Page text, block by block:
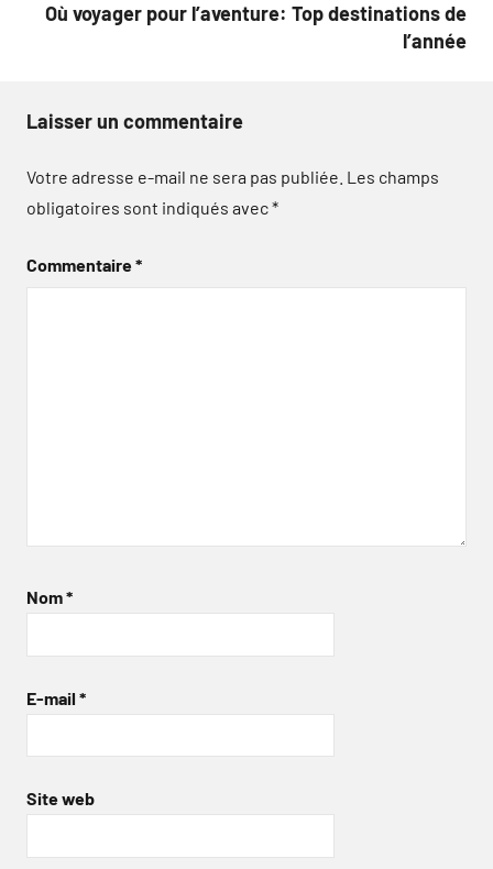
Où voyager pour l’aventure: Top destinations de
l’année
Laisser un commentaire
Votre adresse e-mail ne sera pas publiée. Les champs
obligatoires sont indiqués avec*
Commentaire*
Nom*
E-mail *
Site web